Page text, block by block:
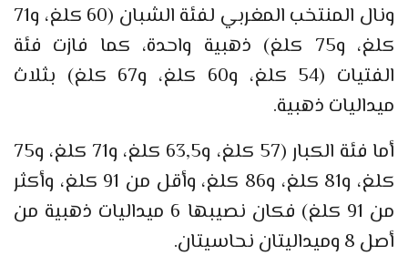
ونال المنتخب المغربي لفئة الشبان (60 كلغ، و71
كلغ، و75 كلغ) ذهبية واحدة، كما فازت فئة
الفتيات (54 كلغ، و60 كلغ، و67 كلغ) بثلاث
ميداليات ذهبية.
أما فئة الكبار (57 كلغ، و63,5 كلغ، و71 كلغ، و75
كلغ، و81 كلغ، و86 كلغ، وأقل من 91 كلغ، وأكثر
من 91 كلغ) فكان نصيبها 6 ميداليات ذهبية من
أصل 8 وميداليتان نحاسيتان.